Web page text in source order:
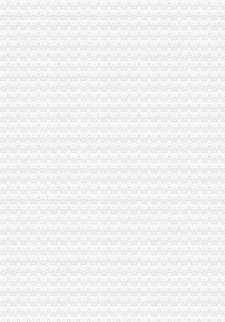
北碚局索电子商务监管执法新途径落实全市重庆公司注销工商局长座谈会议精
涪陵局重庆公司注销三措并举开展限塑工作取得明显成效
大渡口局重庆公司注销连续六年被评为区行政执法责任制先进单位
城口局重庆税务注销化土地流转合同指导助推农户万元增收
巫溪局“五重点一突出”重庆代办公司开展夏季电器市场大检查
外资处支部迅速开展“一说二评三公示”重庆代办公司活动